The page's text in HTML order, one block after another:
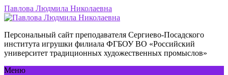
Павлова Людмила Николаевна
Персональный сайт преподавателя Сергиево-Посадского
института игрушки филиала ФГБОУ ВО «Российский
университет традиционных художественных промыслов»
Меню